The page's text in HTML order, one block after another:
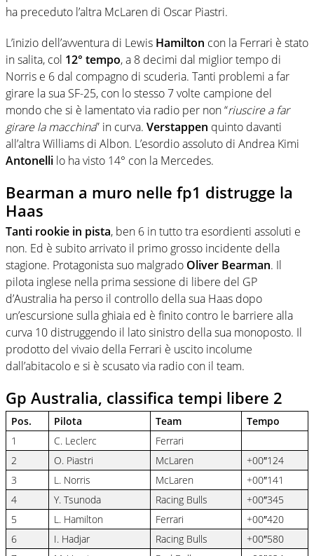
ha preceduto l’altra McLaren di Oscar Piastri.
L’inizio dell’avventura di Lewis Hamilton con la Ferrari è stato
in salita, col 12° tempo, a 8 decimi dal miglior tempo di
Norris e 6 dal compagno di scuderia. Tanti problemi a far
girare la sua SF-25, con lo stesso 7 volte campione del
mondo che si è lamentato via radio per non “riuscire a far
girare la macchina” in curva. Verstappen quinto davanti
all’altra Williams di Albon. L’esordio assoluto di Andrea Kimi
Antonelli lo ha visto 14° con la Mercedes.
Bearman a muro nelle fp1 distrugge la
Haas
Tanti rookie in pista, ben 6 in tutto tra esordienti assoluti e
non. Ed è subito arrivato il primo grosso incidente della
stagione. Protagonista suo malgrado Oliver Bearman. Il
pilota inglese nella prima sessione di libere del GP
d’Australia ha perso il controllo della sua Haas dopo
un’escursione sulla ghiaia ed è finito contro le barriere alla
curva 10 distruggendo il lato sinistro della sua monoposto. Il
prodotto del vivaio della Ferrari è uscito incolume
dall’abitacolo e si è scusato via radio con il team.
Gp Australia, classifica tempi libere 2
Pos. Pilota Team
Tempo
1
C. Leclerc
Ferrari
2
O. Piastri McLaren
+00″124
3
L. Norris McLaren
+00″141
4
Y. Tsunoda Racing Bulls
+00″345
5
L. Hamilton Ferrari
+00″420
6
I. Hadjar Racing Bulls
+00″580